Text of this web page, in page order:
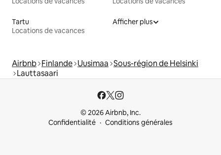
Tartu
Locations de vacances
Afficher plus
Airbnb Finlande Uusimaa Sous-région de Helsinki
Lauttasaari
© 2026 Airbnb, Inc.
Confidentialité
Conditions générales